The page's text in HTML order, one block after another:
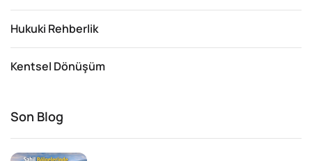
Hukuki Rehberlik
Kentsel Dönüşüm
Son Blog